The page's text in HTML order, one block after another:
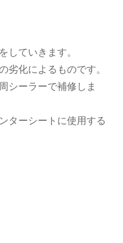
していきます。
劣化によるものです。
シーラーで補修しま
ターシートに使用する